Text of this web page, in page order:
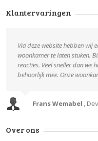
Klantervaringen
Via deze website hebben wij
woonkamer te laten stuken.
reacties. Veel sneller dan we
behoorlijk mee. Onze
Frans Wemabel ,
Over ons